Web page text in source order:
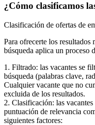
¿Cómo clasificamos
Clasificación de ofertas de
Para ofrecerte los resultados
búsqueda aplica un proceso
1. Filtrado: las vacantes se
búsqueda (palabras clave,
Cualquier vacante que no
excluida de los resultados.
2. Clasificación: las vacantes
puntuación de relevancia
siguientes factores: